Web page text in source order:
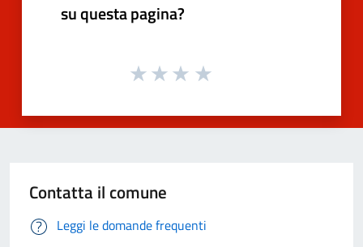
su questa pagina?
Contatta il comune
Leggi le domande frequenti